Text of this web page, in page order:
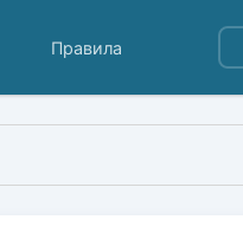
Правила